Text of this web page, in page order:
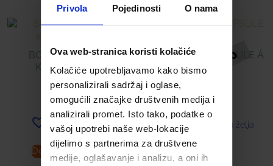
Privola Pojedinosti O nama
Ova web-stranica koristi kolačiće
Kolačiće upotrebljavamo kako bismo
personalizirali sadržaj i oglase,
omogućili značajke društvenih medija i
analizirali promet. Isto tako, podatke o
vašoj upotrebi naše web-lokacije
dijelimo s partnerima za društvene
medije, oglašavanje i analizu, a oni ih
BOULARDII (PHS)
KAPSULE Á 10
Dodaj u listu želja
Dodaj u košaricu
ANTISKLERIN KAPSULE Á
60
14,00 €
Dodaj u listu želja